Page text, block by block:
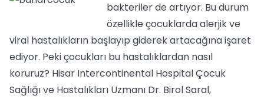
bakteriler de artıyor. Bu durum
özellikle çocuklarda alerjik ve
viral hastalıkların başlayıp giderek artacağına işaret
ediyor. Peki çocukları bu hastalıklardan nasıl
koruruz? Hisar Intercontinental Hospital Çocuk
Sağlığı ve Hastalıkları Uzmanı Dr. Birol Saral,